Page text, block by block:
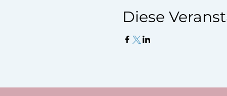
Diese